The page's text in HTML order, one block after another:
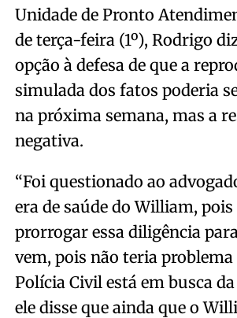
Unidade de Pronto
de terça-feira (1º), Rodrigo
opção à defesa de que a
simulada dos fatos poderia
na próxima semana, mas a
negativa.
“Foi questionado ao
era de saúde do William,
prorrogar essa diligência
vem, pois não teria problema
Polícia Civil está em busca da
ele disse que ainda que o